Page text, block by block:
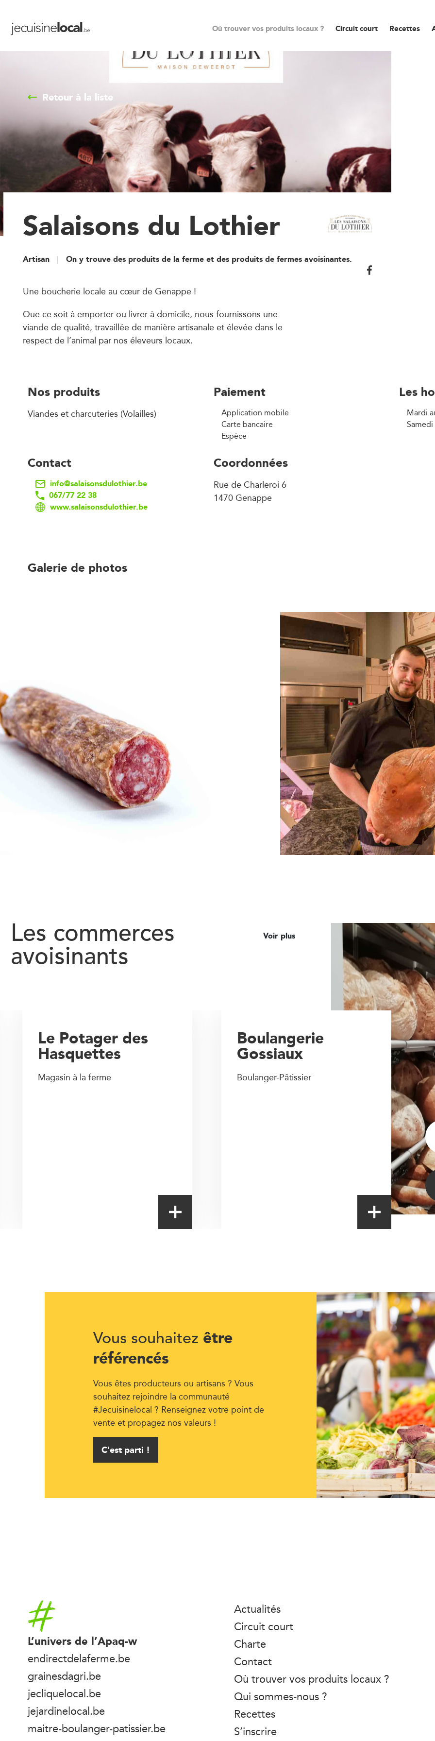
Où trouver vos produits locaux ? Circuit court Recettes
Retour à la liste
Salaisons du Lothier
Artisan On y trouve des produits de la ferme et des produits de fermes avoisinantes.
Une boucherie locale au cœur de Genappe !
Que ce soit à emporter ou livrer à domicile, nous fournissons une
viande de qualité, travaillée de manière artisanale et élevée dans le
respect de l’animal par nos éleveurs locaux.
Nos produits
Viandes et charcuteries (Volailles)
Paiement
Application mobile
Carte bancaire
Espèce
Les
Mardi
Contact
info@salaisonsdulothier.be
067/77 22 38
www.salaisonsdulothier.be
Coordonnées
Rue de Charleroi 6
1470 Genappe
Galerie de photos
Les commerces
avoisinants
Voir plus
Boulangerie
Gossiaux
Boulanger-Pâtissier
Le Potager des
Hasquettes
Magasin à la ferme
Vous souhaitez être
référencés
Vous êtes producteurs ou artisans ? Vous
souhaitez rejoindre la communauté
#Jecuisinelocal ? Renseignez votre point de
vente et propagez nos valeurs !
C'est parti !
Accueil
L’univers de l’Apaq-w
endirectdelaferme.be
grainesdagri.be
jecliquelocal.be
jejardinelocal.be
maitre-boulanger-patissier.be
Actualités
Circuit court
Charte
Contact
Où trouver vos produits locaux ?
Qui sommes-nous ?
Recettes
S’inscrire